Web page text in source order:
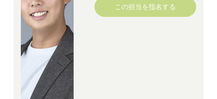
昔から人と接する事が大好き
で、その方に合う洋服や映画な
この担当を指名する